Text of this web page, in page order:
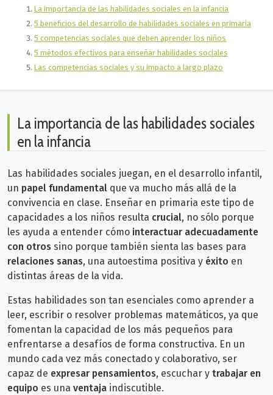
La importancia de las habilidades sociales en la infancia
5 beneficios del desarrollo de habilidades sociales en primaria
5 competencias sociales que deben aprender los niños
5 métodos efectivos para enseñar habilidades sociales
Las competencias sociales y su impacto a largo plazo
La importancia de las habilidades sociales
en la infancia
Las habilidades sociales juegan, en el desarrollo infantil,
un papel fundamental que va mucho más allá de la
convivencia en clase. Enseñar en primaria este tipo de
capacidades a los niños resulta crucial, no sólo porque
les ayuda a entender cómo interactuar adecuadamente
con otros sino porque también sienta las bases para
relaciones sanas, una autoestima positiva y éxito en
distintas áreas de la vida.
Estas habilidades son tan esenciales como aprender a
leer, escribir o resolver problemas matemáticos, ya que
fomentan la capacidad de los más pequeños para
enfrentarse a desafíos de forma constructiva. En un
mundo cada vez más conectado y colaborativo, ser
capaz de expresar pensamientos, escuchar y trabajar en
equipo es una ventaja indiscutible.